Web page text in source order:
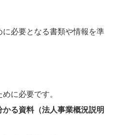
必要となる書類や情報を準
に必要です。
かる資料（法人事業概況説明